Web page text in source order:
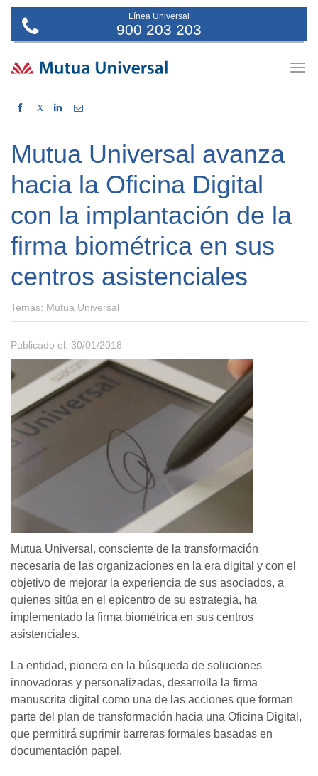
Línea Universal
900 203 203
X
Mutua Universal avanza
hacia la Oficina Digital
con la implantación de la
firma biométrica en sus
centros asistenciales
Temas: Mutua Universal
Publicado el: 30/01/2018
Mutua Universal, consciente de la transformación
necesaria de las organizaciones en la era digital y con el
objetivo de mejorar la experiencia de sus asociados, a
quienes sitúa en el epicentro de su estrategia, ha
implementado la firma biométrica en sus centros
asistenciales.
La entidad, pionera en la búsqueda de soluciones
innovadoras y personalizadas, desarrolla la firma
manuscrita digital como una de las acciones que forman
parte del plan de transformación hacia una Oficina Digital,
que permitirá suprimir barreras formales basadas en
documentación papel.